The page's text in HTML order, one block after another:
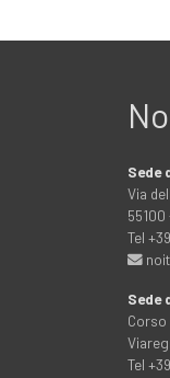
Sede
Via
Tel
Sede
Corso
Tel